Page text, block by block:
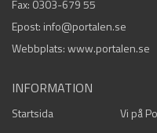
Fax: 0303-679 55
Epost: info@portalen.se
Webbplats: www.portalen.se
INFORMATION
Startsida Vi på